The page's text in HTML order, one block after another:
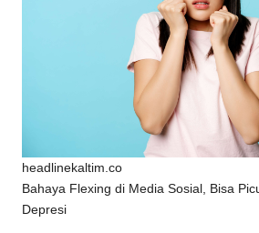
headlinekaltim.co
Bahaya Flexing di Media Sosial, Bisa
Depresi